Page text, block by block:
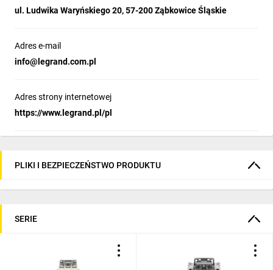
ul. Ludwika Waryńskiego 20, 57-200 Ząbkowice Śląskie
Adres e-mail
info@legrand.com.pl
Adres strony internetowej
https://www.legrand.pl/pl
PLIKI I BEZPIECZEŃSTWO PRODUKTU
SERIE